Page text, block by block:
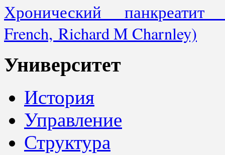
Хронический
French, Richard M Charnley)
Университет
История
Управление
Структура